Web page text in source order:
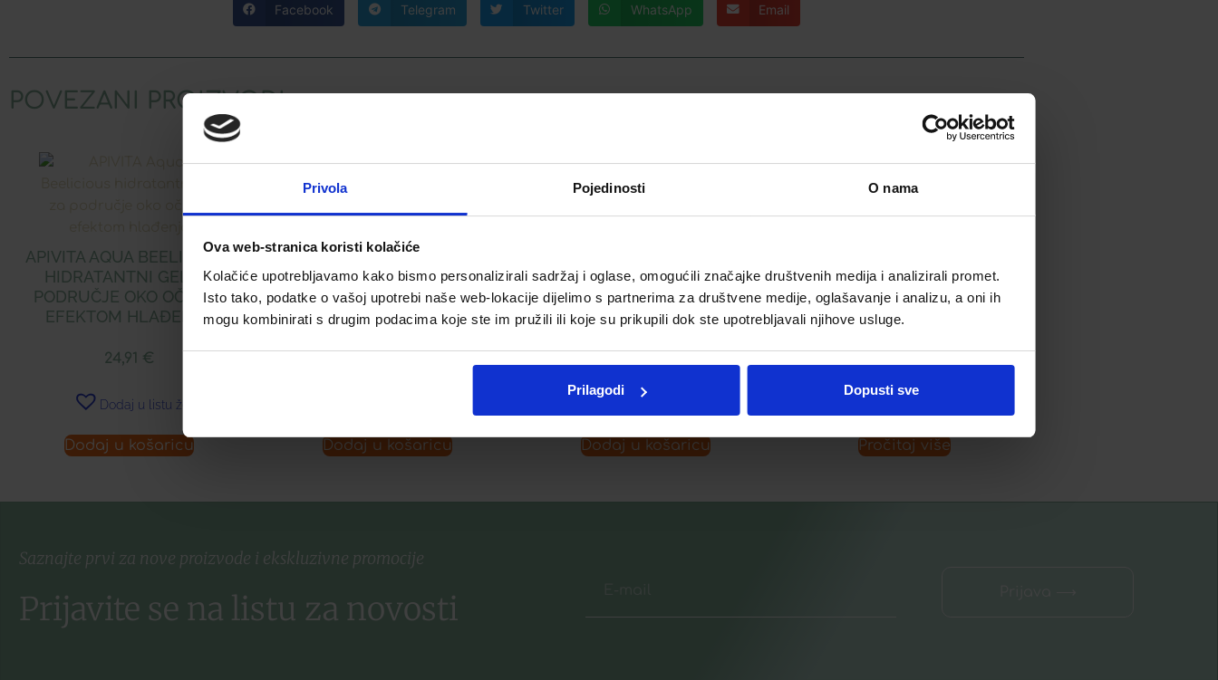
Privola Pojedinosti O nama
Ova web-stranica koristi kolačiće
Kolačiće upotrebljavamo kako bismo personalizirali sadržaj i oglase, omogućili značajke društvenih medija i analizirali promet.
Isto tako, podatke o vašoj upotrebi naše web-lokacije dijelimo s partnerima za društvene medije, oglašavanje i analizu, a oni ih
mogu kombinirati s drugim podacima koje ste im pružili ili koje su prikupili dok ste upotrebljavali njihove usluge.
Prilagodi Dopusti sve
Facebook Telegram Twitter WhatsApp Email
POVEZANI PROIZVODI
APIVITA AQUA BEELICIOUS
HIDRATANTNI GEL ZA
PODRUČJE OKO OČIJU S
EFEKTOM HLAĐENJA
24,91 €
Dodaj u listu želja
Dodaj u košaricu
HIDRATANTNA KREMA
BOGATE TEKSTURE
29,90€
Dodaj u košaricu
IRIX FORTE SPREJ 150 ML
Dodaj u košaricu
IRIX SPREJ 75 ML
Pročitaj više
Saznajte prvi za nove proizvode i ekskluzivne promocije
Prijavite se na listu za novosti